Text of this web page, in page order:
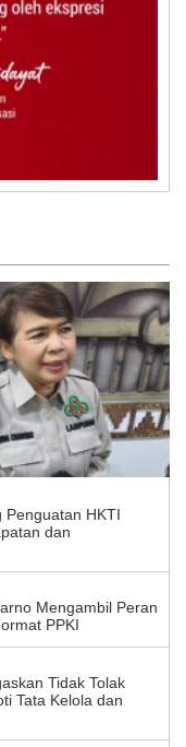
Penguatan HKTI
dan
Mengambil Peran
PPKI
Tidak Tolak
Tata Kelola dan